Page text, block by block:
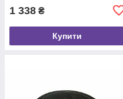
1 338 ₴
Купити